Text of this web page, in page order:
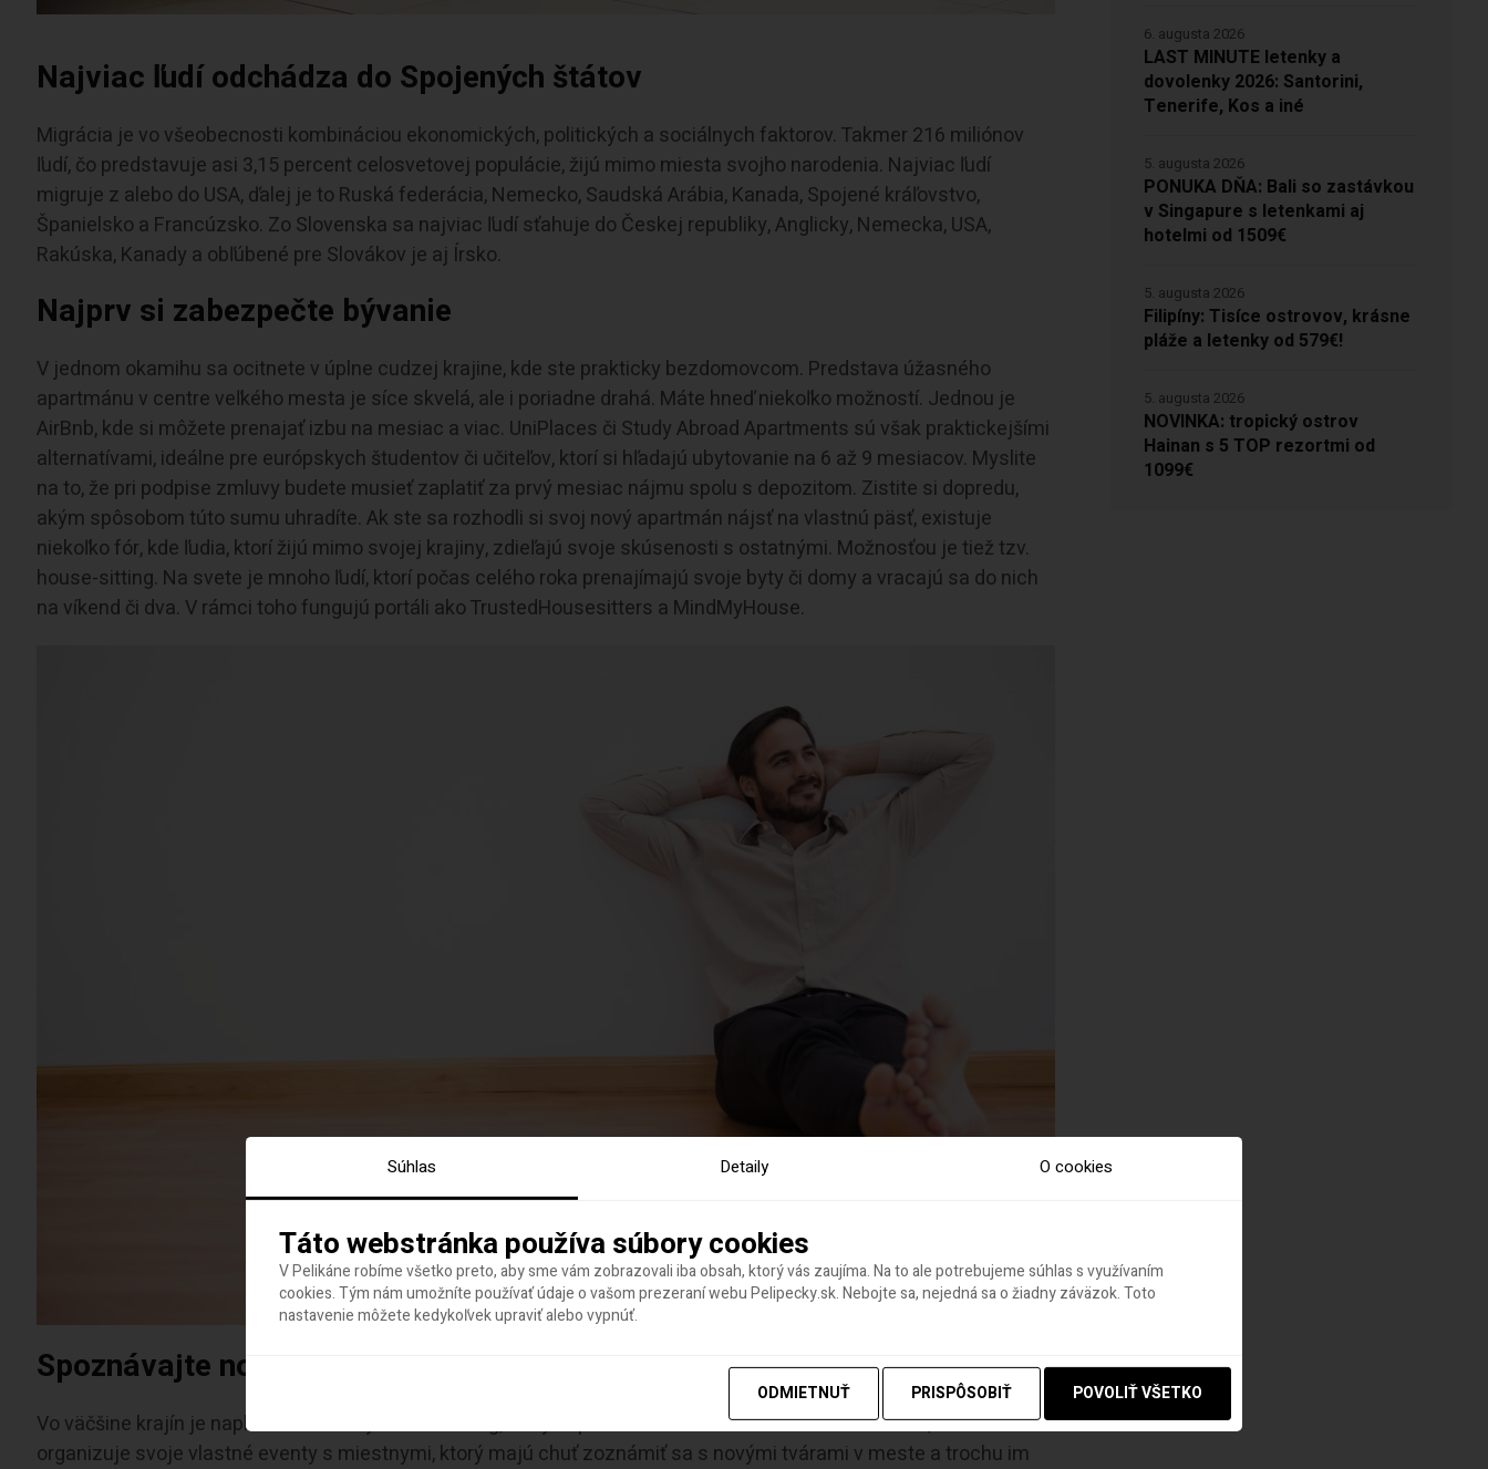
Najviac ľudí odchádza do Spojených štátov
Migrácia je vo všeobecnosti kombináciou ekonomických, politických a sociálnych faktorov. Takmer 216 miliónov
ľudí, čo predstavuje asi 3,15 percent celosvetovej populácie, žijú mimo miesta svojho narodenia. Najviac ľudí
migruje z alebo do USA, ďalej je to Ruská federácia, Nemecko, Saudská Arábia, Kanada, Spojené kráľovstvo,
Španielsko a Francúzsko. Zo Slovenska sa najviac ľudí sťahuje do Českej republiky, Anglicky, Nemecka, USA,
Rakúska, Kanady a obľúbené pre Slovákov je aj Írsko.
Najprv si zabezpečte bývanie
V jednom okamihu sa ocitnete v úplne cudzej krajine, kde ste prakticky bezdomovcom. Predstava úžasného
apartmánu v centre veľkého mesta je síce skvelá, ale i poriadne drahá. Máte hneď niekoľko možností. Jednou je
AirBnb, kde si môžete prenajať izbu na mesiac a viac. UniPlaces či Study Abroad Apartments sú však praktickejšími
alternatívami, ideálne pre európskych študentov či učiteľov, ktorí si hľadajú ubytovanie na 6 až 9 mesiacov. Myslite
na to, že pri podpise zmluvy budete musieť zaplatiť za prvý mesiac nájmu spolu s depozitom. Zistite si dopredu,
akým spôsobom túto sumu uhradíte. Ak ste sa rozhodli si svoj nový apartmán nájsť na vlastnú päsť, existuje
niekoľko fór, kde ľudia, ktorí žijú mimo svojej krajiny, zdieľajú svoje skúsenosti s ostatnými. Možnosťou je tiež tzv.
house-sitting. Na svete je mnoho ľudí, ktorí počas celého roka prenajímajú svoje byty či domy a vracajú sa do nich
na víkend či dva. V rámci toho fungujú portáli ako TrustedHousesitters a MindMyHouse.
Spoznávajte nových ľudí
Vo väčšine krajín je naplno rozbehnutý Couchsurfing, ktorý neponúka turistom iba strechu nad hlavou, ale i
organizuje svoje vlastné eventy s miestnymi, ktorý majú chuť zoznámiť sa s novými tvárami v meste a trochu im
LAST MINUTE letenky a
dovolenky 2026: Santorini,
Tenerife, Kos a iné
6. augusta 2026
PONUKA DŇA: Bali so zastávkou
v Singapure s letenkami aj
hotelmi od 1509€
5. augusta 2026
Filipíny: Tisíce ostrovov, krásne
pláže a letenky od 579€!
5. augusta 2026
NOVINKA: tropický ostrov
Hainan s 5 TOP rezortmi od
1099€
5. augusta 2026
Súhlas Detaily O cookies
Táto webstránka používa súbory cookies
V Pelikáne robíme všetko preto, aby sme vám zobrazovali iba obsah, ktorý vás zaujíma. Na to ale potrebujeme súhlas s využívaním
cookies. Tým nám umožníte používať údaje o vašom prezeraní webu Pelipecky.sk. Nebojte sa, nejedná sa o žiadny záväzok. Toto
nastavenie môžete kedykoľvek upraviť alebo vypnúť.
ODMIETNUŤ PRISPÔSOBIŤ POVOLIŤ VŠETKO